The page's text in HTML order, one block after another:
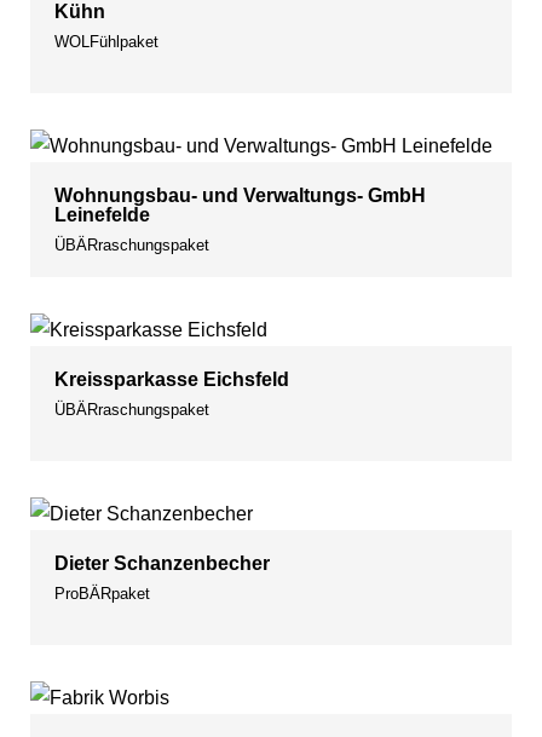
Kühn
WOLFühlpaket
Wohnungsbau- und Verwaltungs- GmbH
Leinefelde
ÜBÄRraschungspaket
Kreissparkasse Eichsfeld
ÜBÄRraschungspaket
Dieter Schanzenbecher
ProBÄRpaket